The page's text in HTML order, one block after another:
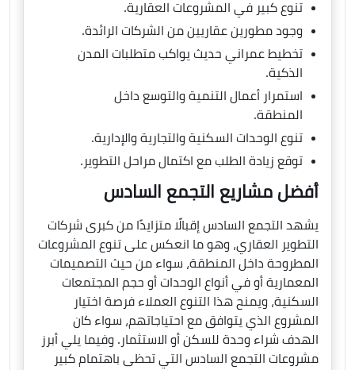
تنوع كبير في المشروعات العقارية.
وجود مطورين عقاريين من الشركات الرائدة.
تخطيط عمراني حديث يواكب متطلبات المدن
الذكية.
استمرار أعمال التنمية والتوسع داخل
المنطقة.
تنوع الوحدات السكنية والتجارية والإدارية.
توقع زيادة الطلب مع اكتمال مراحل التطوير.
أفضل مشاريع التجمع السادس
يشهد التجمع السادس إقبالًا متزايدًا من كبرى شركات
التطوير العقاري، وهو ما انعكس على تنوع المشروعات
المطروحة داخل المنطقة، سواء من حيث التصميمات
المعمارية أو في أنواع الوحدات أو حجم المجتمعات
السكنية، ويمنح هذا التنوع العملاء فرصة اختيار
المشروع الذي يتوافق مع احتياجاتهم، سواء كان
الهدف شراء وحدة للسكن أو الاستثمار. وفيما يلي أبرز
مشروعات التجمع السادس التي تحظى باهتمام كبير